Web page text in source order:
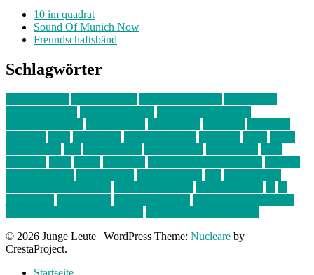
10 im quadrat
Sound Of Munich Now
Freundschaftsbänd
Schlagwörter
© 2026 Junge Leute | WordPress Theme: Nucleare by
CrestaProject.
Startseite